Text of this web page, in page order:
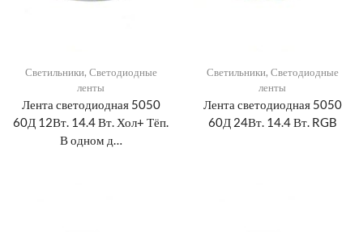
Светильники, Светодиодные
ленты
Лента светодиодная 5050
60Д 12Вт. 14.4 Вт. Хол+ Тёп.
В одном д…
Светильники, Светодиодные
ленты
Лента светодиодная 5050
60Д 24Вт. 14.4 Вт. RGB